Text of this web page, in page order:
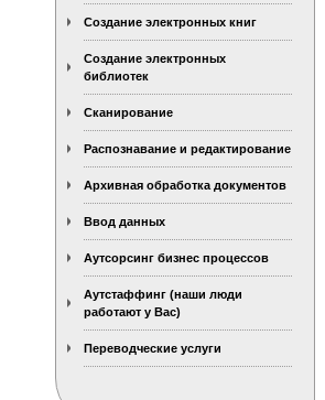
Создание электронных книг
Создание электронных
библиотек
Сканирование
Распознавание и редактирование
Архивная обработка документов
Ввод данных
Аутсорсинг бизнес процессов
Аутстаффинг (наши люди
работают у Вас)
Переводческие услуги